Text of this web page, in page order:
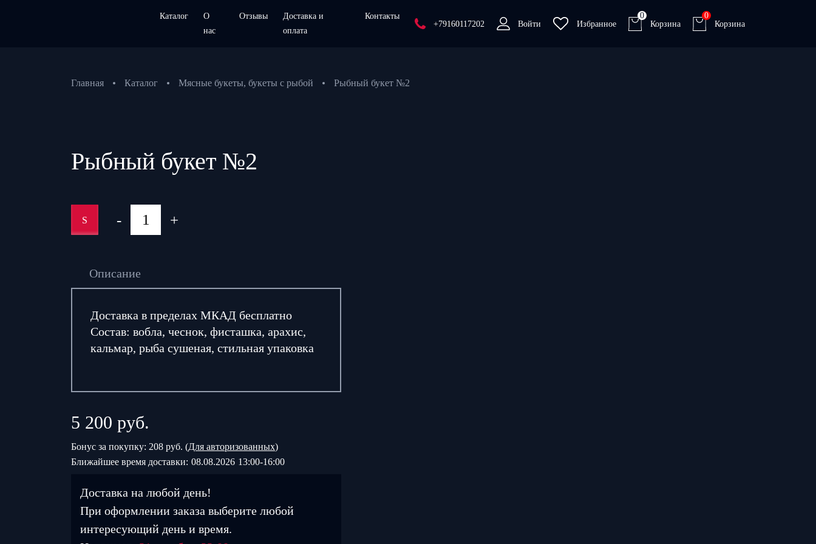
Каталог
О
нас
Отзывы
Доставка и
оплата
Контакты
+79160117202
Войти Избранное
0
Корзина
0
Корзина
Главная Каталог Мясные букеты, букеты с рыбой Рыбный букет №2
Рыбный букет №2
S - +
Описание
Доставка в пределах МКАД бесплатно
Состав: вобла, чеснок, фисташка, арахис,
кальмар, рыба сушеная, стильная упаковка
5 200 руб.
Бонус за покупку: 208 руб. (Для авторизованных)
Ближайшее время доставки: 08.08.2026 13:00-16:00
Доставка на любой день!
При оформлении заказа выберите любой
интересующий день и время.